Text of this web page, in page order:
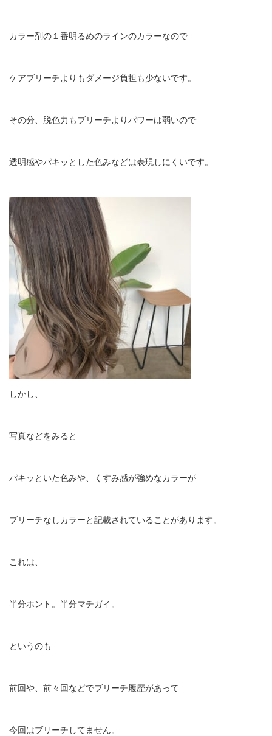
カラー剤の１番明るめのラインのカラーなので
ケアブリーチよりもダメージ負担も少ないです。
その分、脱色力もブリーチよりパワーは弱いので
透明感やパキッとした色みなどは表現しにくいです。
しかし、
写真などをみると
パキッといた色みや、くすみ感が強めなカラーが
ブリーチなしカラーと記載されていることがあります。
これは、
半分ホント。半分マチガイ。
というのも
前回や、前々回などでブリーチ履歴があって
今回はブリーチしてません。